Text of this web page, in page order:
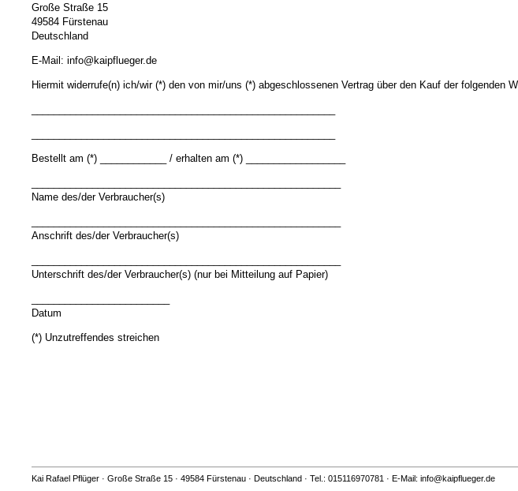
Große Straße 15
49584 Fürstenau
Deutschland
E-Mail: info@kaipflueger.de
Hiermit widerrufe(n) ich/wir (*) den von mir/uns (*) abgeschlossenen Vertrag über den Kauf der folgenden
Bestellt am (*) ____________ / erhalten am (*) __________________
Name des/der Verbraucher(s)
Anschrift des/der Verbraucher(s)
Unterschrift des/der Verbraucher(s) (nur bei Mitteilung auf Papier)
Datum
(*) Unzutreffendes streichen
Kai Rafael Pflüger · Große Straße 15 · 49584 Fürstenau · Deutschland · Tel.: 015116970781 · E-Mail: info@kaipflueger.de